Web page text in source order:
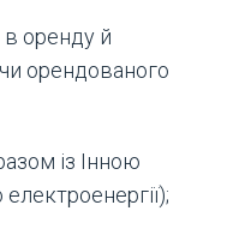
оренду й
орендованого
із Інною